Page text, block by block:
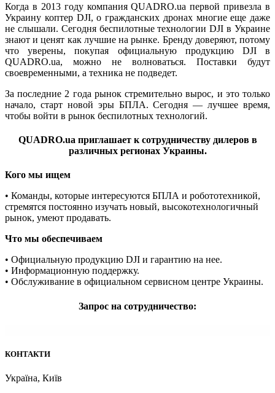
Когда в 2013 году компания QUADRO.ua первой привезла в
Украину коптер DJI, о гражданских дронах многие еще даже
не слышали. Сегодня беспилотные технологии DJI в Украине
знают и ценят как лучшие на рынке. Бренду доверяют, потому
что уверены, покупая официальную продукцию DJI в
QUADRO.ua, можно не волноваться. Поставки будут
своевременными, а техника не подведет.
За последние 2 года рынок стремительно вырос, и это только
начало, старт новой эры БПЛА. Сегодня — лучшее время,
чтобы войти в рынок беспилотных технологий.
QUADRO.ua приглашает к сотрудничеству дилеров в
различных регионах Украины.
Кого мы ищем
• Команды, которые интересуются БПЛА и робототехникой,
стремятся постоянно изучать новый, высокотехнологичный
рынок, умеют продавать.
Что мы обеспечиваем
• Официальную продукцию DJI и гарантию на нее.
• Информационную поддержку.
• Обслуживание в официальном сервисном центре Украины.
Запрос на сотрудничество:
КОНТАКТИ
Україна, Київ